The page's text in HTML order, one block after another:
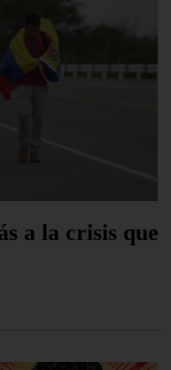
a la crisis que